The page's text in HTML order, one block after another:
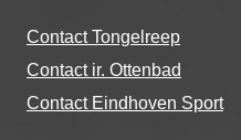
Contact Tongelreep
Contact ir. Ottenbad
Contact Eindhoven Sport